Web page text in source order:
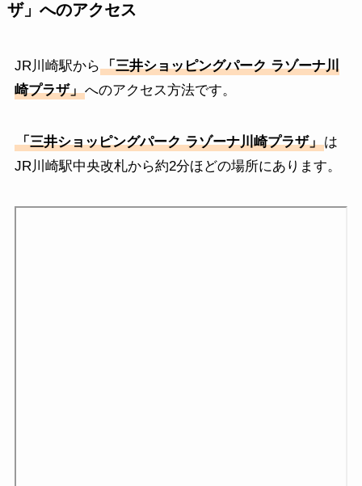
ザ」 へのアクセス
JR川崎駅から 「三井ショッピングパーク ラゾーナ川
崎プラザ」へのアクセス方法です。
「三井ショッピングパーク ラゾーナ川崎プラザ」は
JR川崎駅中央改札から約2分ほどの場所にあります。